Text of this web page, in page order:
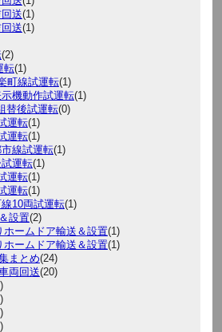
送(1)
送(1)
(2)
転(1)
町線試運転(1)
機動作試運転(1)
替後試運転(0)
運転(1)
運転(1)
線試運転(1)
運転(1)
運転(1)
運転(1)
10両試運転(1)
設置(2)
ホームドア輸送＆設置(1)
ホームドア輸送＆設置(1)
まとめ(24)
両回送(20)